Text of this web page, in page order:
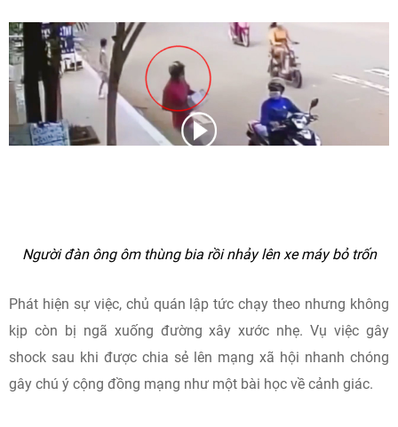
Người đàn ông ôm thùng bia rồi nhảy lên xe máy bỏ trốn
Phát hiện sự việc, chủ quán lập tức chạy theo nhưng không
kịp còn bị ngã xuống đường xây xước nhẹ. Vụ việc gây
shock sau khi được chia sẻ lên mạng xã hội nhanh chóng
gây chú ý cộng đồng mạng như một bài học về cảnh giác.